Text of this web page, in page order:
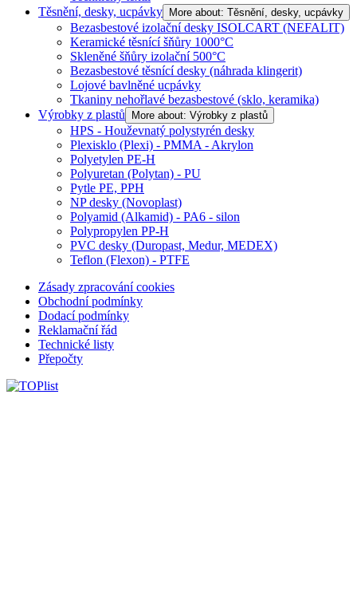
Těsnění, desky, ucpávky More about: Těsnění, desky, ucpávky
Bezasbestové izolační desky ISOLCART (NEFALIT)
Keramické těsnící šňůry 1000°C
Skleněné šňůry izolační 500°C
Bezasbestové těsnící desky (náhrada klingerit)
Lojové bavlněné ucpávky
Tkaniny nehořlavé bezasbestové (sklo, keramika)
Výrobky z plastů
More about: Výrobky z plastů
HPS - Houževnatý polystyrén desky
Plexisklo (Plexi) - PMMA - Akrylon
Polyetylen PE-H
Polyuretan (Polytan) - PU
Pytle PE, PPH
NP desky (Novoplast)
Polyamid (Alkamid) - PA6 - silon
Polypropylen PP-H
PVC desky (Duropast, Medur, MEDEX)
Teflon (Flexon) - PTFE
Zásady zpracování cookies
Obchodní podmínky
Dodací podmínky
Reklamační řád
Technické listy
Přepočty